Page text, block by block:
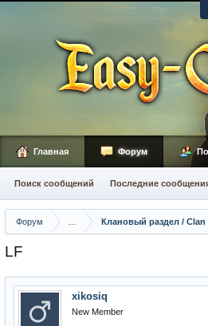
Форум Клановый раздел / Сlan
LF
xikosiq
New Member
Главная Форум
Поиск сообщений Последние